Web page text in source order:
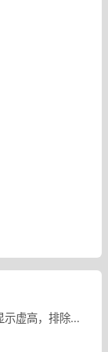
安装luci-app-minidlna后状态页“cpu使用率“显示虚高，排除过程记录。